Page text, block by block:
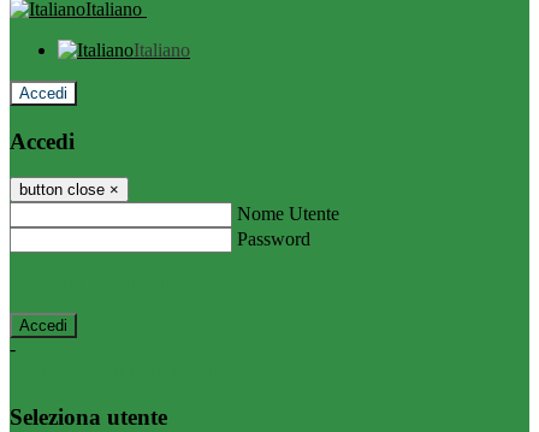
Italiano
Italiano
Accedi
Accedi
button close ×
Nome Utente
Password
-
Seleziona utente